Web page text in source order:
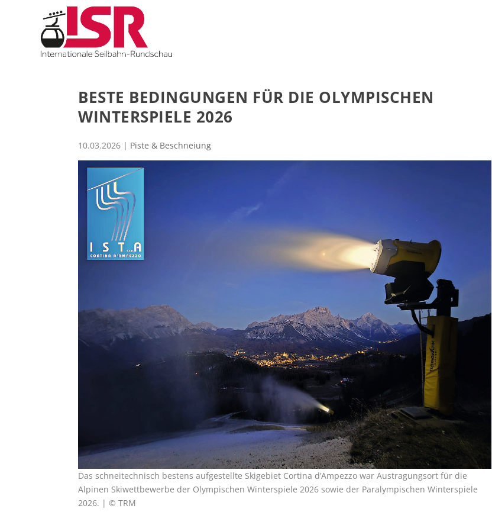
BESTE BEDINGUNGEN FÜR DIE OLYMPISCHEN
WINTERSPIELE 2026
10.03.2026 | Piste & Beschneiung
Das schneitechnisch bestens aufgestellte Skigebiet Cortina d’Ampezzo war Austragungsort für die
Alpinen Skiwettbewerbe der Olympischen Winterspiele 2026 sowie der Paralympischen Winterspiele
2026. | © TRM